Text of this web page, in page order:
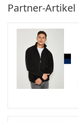
Partner-Artikel